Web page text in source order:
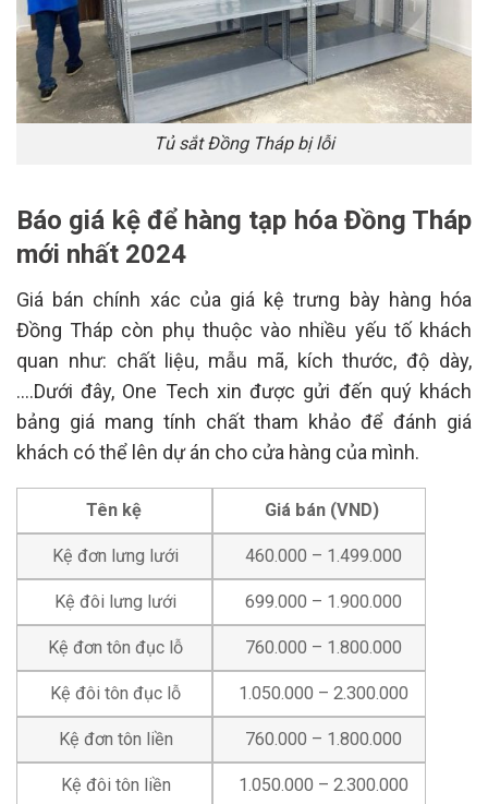
Tủ sắt Đồng Tháp bị lỗi
Báo giá kệ để hàng tạp hóa Đồng Tháp
mới nhất 2024
Giá bán chính xác của giá kệ trưng bày hàng hóa
Đồng Tháp còn phụ thuộc vào nhiều yếu tố khách
quan như: chất liệu, mẫu mã, kích thước, độ dày,
….Dưới đây, One Tech xin được gửi đến quý khách
bảng giá mang tính chất tham khảo để đánh giá
khách có thể lên dự án cho cửa hàng của mình.
Tên kệ Giá bán (VND)
Kệ đơn lưng lưới 460.000 – 1.499.000
Kệ đôi lưng lưới 699.000 – 1.900.000
Kệ đơn tôn đục lỗ 760.000 – 1.800.000
Kệ đôi tôn đục lỗ 1.050.000 – 2.300.000
Kệ đơn tôn liền 760.000 – 1.800.000
Kệ đôi tôn liền 1.050.000 – 2.300.000